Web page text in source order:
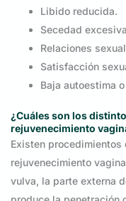
Libido reducida.
Secedad excesiva
Relaciones
Satisfacción
Baja autoestima
¿Cuáles son los
rejuvenecimiento
Existen
rejuvenecimiento
vulva, la parte externa